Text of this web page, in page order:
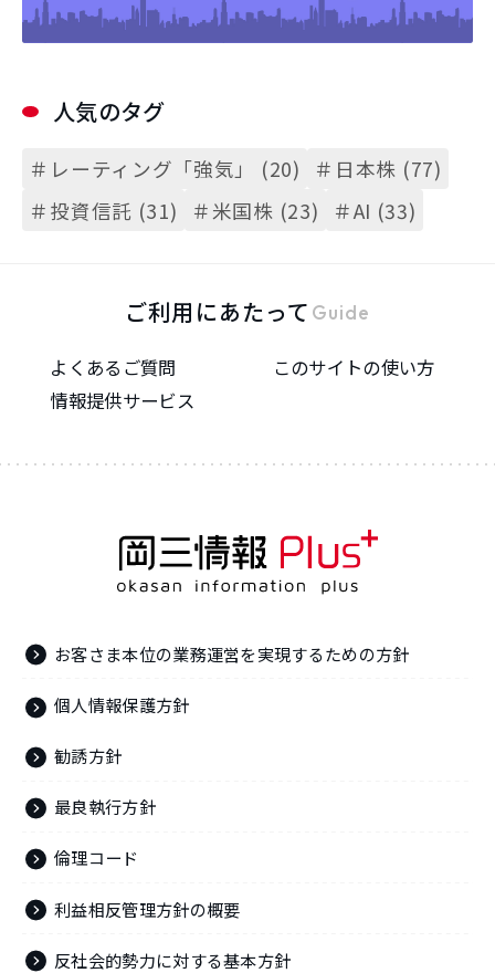
人気のタグ
＃レーティング「強気」 (20)
＃日本株 (77)
＃投資信託 (31)
＃米国株 (23) ＃AI (33)
ご利用にあたって Guide
よくあるご質問
このサイトの使い方
情報提供サービス
お客さま本位の業務運営を実現するための方針
個人情報保護方針
勧誘方針
最良執行方針
倫理コード
利益相反管理方針の概要
反社会的勢力に対する基本方針